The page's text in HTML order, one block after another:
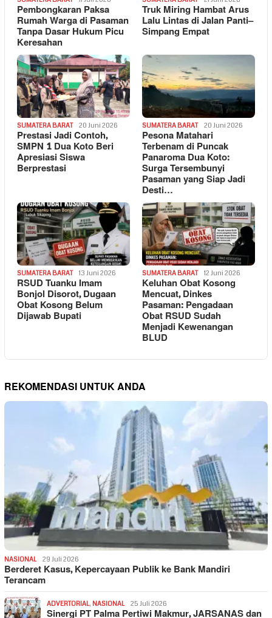
Pembongkaran Paksa
Rumah Warga di Pasaman
Tanpa Dasar Hukum Picu
Keresahan
Truk Miring Hambat Arus
Lalu Lintas di Jalan Panti–
Simpang Empat
SUMATERA BARAT 20 Juni 2026
Prestasi Jadi Contoh,
SMPN 1 Dua Koto Beri
Apresiasi Siswa
Berprestasi
SUMATERA BARAT 20 Juni 2026
Pesona Matahari
Terbenam di Puncak
Panaroma Dua Koto:
Surga Tersembunyi
Pasaman yang Siap Jadi
Desti…
SUMATERA BARAT 13 Juni 2026
RSUD Tuanku Imam
Bonjol Disorot, Dugaan
Obat Kosong Belum
Dijawab Bupati
SUMATERA BARAT 12 Juni 2026
Keluhan Obat Kosong
Mencuat, Dinkes
Pasaman: Pengadaan
Obat RSUD Sudah
Menjadi Kewenangan
BLUD
REKOMENDASI UNTUK ANDA
NASIONAL 29 Juli 2026
Berderet Kasus, Kepercayaan Publik ke Bank Mandiri
Terancam
ADVERTORIAL, NASIONAL 25 Juli 2026
Sinergi PT Palma Pertiwi Makmur, JARSANAS dan